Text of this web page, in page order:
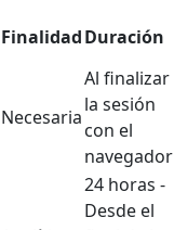
FinalidadDuración
Necesaria
Al finalizar
la sesión
con el
navegador
24 horas -
Desde el